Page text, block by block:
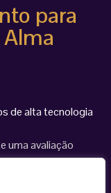
para
de alta tecnologia
uma avaliação